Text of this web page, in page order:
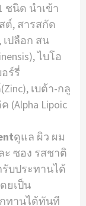
ชนิด นําเข้า
ต์, สารสกัด
เปลือก สน
ไบโอ
ร์รี่
เบต้า-กลู
(Alpha Lipoic
ดูแล ผิว ผม
ะ ซอง รสชาติ
บประทานได้
ยเป็น
ทานได้ทันที